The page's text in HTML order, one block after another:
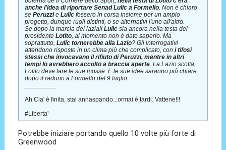
anche l'idea di riportare Senad Lulic a Formello. Non è chiaro
se Peruzzie Lulicfossero in corsa insieme per un ampio
progetto, dunque ruoli distinti, o se alternativi l'uno all'altro.
Se dopo la marcia dei laziali Lulicsia ancora nella testa del
presidente Lotito, al momento non è dato saperlo. Ma
soprattutto, Lulic tornerebbe alla Lazio? Gli interrogativi
attendono risposte in un clima più che complicato, con i tifosi
stessi che invocavano il rifiuto di Peruzzi, mentre in altri
tempi lo avrebbero accolto a braccia aperte. La Lazio scotta,
Lotito deve fare le sue mosse. E le sue idee saranno più chiare
dopo il raduno a Formello del 9 luglio.
Ah Cla' è finita, stai annaspando...ormai è tardi. Vattene!!!
#Liberta'
Potrebbe iniziare portando quello 10 volte più forte di
Greenwood